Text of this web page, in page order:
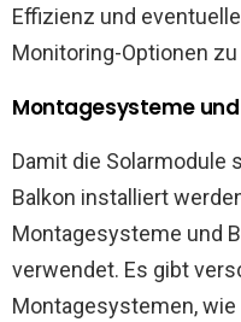
Effizienz und
Monitoring-Optionen
Montagesysteme
Damit die Solarmodule
Balkon installiert
Montagesysteme und
verwendet. Es gibt
Montagesystemen,